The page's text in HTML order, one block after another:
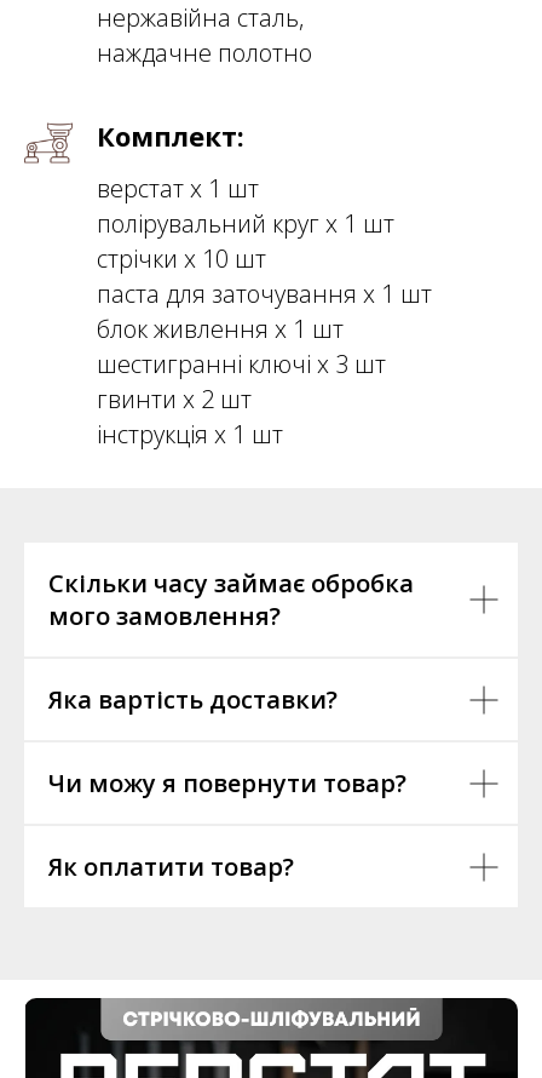
нержавійна сталь,
наждачне полотно
Комплект:
верстат х 1 шт
полірувальний круг х 1 шт
стрічки х 10 шт
паста для заточування х 1 шт
блок живлення х 1 шт
шестигранні ключі х 3 шт
гвинти х 2 шт
інструкція х 1 шт
Скільки часу займає обробка
мого замовлення?
Яка вартість доставки?
Чи можу я повернути товар?
Як оплатити товар?